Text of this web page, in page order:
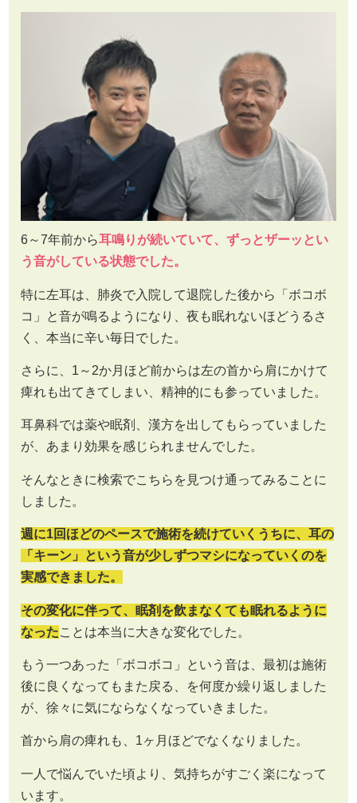
6～7年前から耳鳴りが続いていて、ずっとザーッとい
う音がしている状態でした。
特に左耳は、肺炎で入院して退院した後から「ボコボ
コ」と音が鳴るようになり、夜も眠れないほどうるさ
く、本当に辛い毎日でした。
さらに、1～2か月ほど前からは左の首から肩にかけて
痺れも出てきてしまい、精神的にも参っていました。
耳鼻科では薬や眠剤、漢方を出してもらっていました
が、あまり効果を感じられませんでした。
そんなときに検索でこちらを見つけ通ってみることに
しました。
週に1回ほどのペースで施術を続けていくうちに、耳の
「キーン」という音が少しずつマシになっていくのを
実感できました。
その変化に伴って、 眠剤を飲まなくても眠れるように
なったことは本当に大きな変化でした。
もう一つあった「ボコボコ」という音は、最初は施術
後に良くなってもまた戻る、を何度か繰り返しました
が、徐々に気にならなくなっていきました。
首から肩の痺れも、1ヶ月ほどでなくなりました。
一人で悩んでいた頃より、気持ちがすごく楽になって
います。